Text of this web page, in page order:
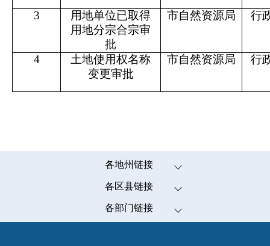
3
用地单位已取得
用地分宗合宗审
批
市自然资源局 行
4
土地使用权名称
变更审批
市自然资源局 行
各地州链接
伊犁哈萨克自治州
塔城地区
各区县链接
米东区
高新技术开发区(新市区)
各部门链接